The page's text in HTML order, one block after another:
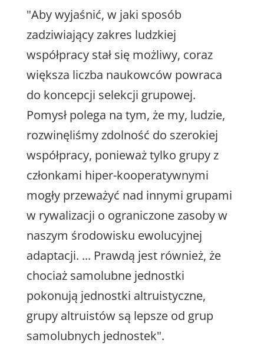
"Aby wyjaśnić, w jaki sposób
zadziwiający zakres ludzkiej
współpracy stał się możliwy, coraz
większa liczba naukowców powraca
do koncepcji selekcji grupowej.
Pomysł polega na tym, że my, ludzie,
rozwinęliśmy zdolność do szerokiej
współpracy, ponieważ tylko grupy z
członkami hiper-kooperatywnymi
mogły przeważyć nad innymi grupami
w rywalizacji o ograniczone zasoby w
naszym środowisku ewolucyjnej
adaptacji. ... Prawdą jest również, że
chociaż samolubne jednostki
pokonują jednostki altruistyczne,
grupy altruistów są lepsze od grup
samolubnych jednostek".